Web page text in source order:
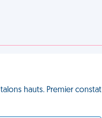
hauts. Premier constat